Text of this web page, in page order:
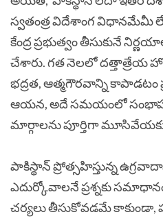
స్వతంత్ర విదేశాంగ విధానమేమీ
కేంద్ర ప్రభుత్వం తీసుకునే
చేశారు. గత నెలలో దత్తాత్రేయ
భద్రత, ఆత్మగౌరవాన్ని కాపాడటం
ఆయన, అదే సమయంలో
మార్గాలను పూర్తిగా
పాకిస్థాన్ ప్రోత్సహిస్తున్న
ఎదుర్కోవాలనే ప్రశ్నకు
చర్యలు తీసుకోవడమే కాకుండా,